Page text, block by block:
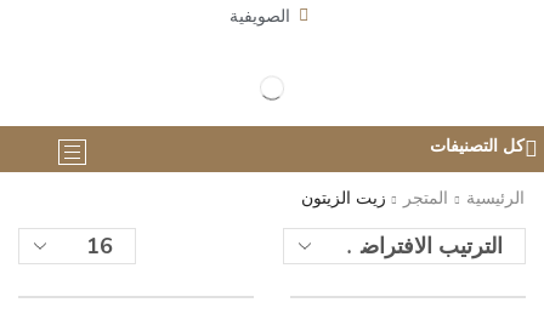
الصويفية
كل التصنيفات
الرئيسية المتجر زيت الزيتون